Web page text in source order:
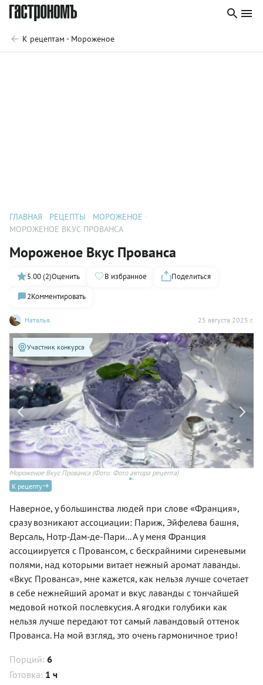
К рецептам - Мороженое
ГЛАВНАЯ РЕЦЕПТЫ
МОРОЖЕНОЕ
МОРОЖЕНОЕ ВКУС ПРОВАНСА
Мороженое Вкус Прованса
Наталья 25 августа 2025 г.
5.00 (2)Оценить В избранное
Поделиться
2Комментировать
Участник конкурса
Мороженое Вкус Прованса (Фото: Фото автора рецепта)
К рецепту
Наверное, у большинства людей при слове «Франция»,
сразу возникают ассоциации: Париж, Эйфелева башня,
Версаль, Нотр-Дам-де-Пари... А у меня Франция
ассоциируется с Провансом, с бескрайними сиреневыми
полями, над которыми витает нежный аромат лаванды.
«Вкус Прованса», мне кажется, как нельзя лучше сочетает
в себе нежнейший аромат и вкус лаванды с тончайшей
медовой ноткой послевкусия. А ягодки голубики как
нельзя лучше передают тот самый лавандовый оттенок
Прованса. На мой взгляд, это очень гармоничное трио!
Порций: 6
Готовка: 1 ч